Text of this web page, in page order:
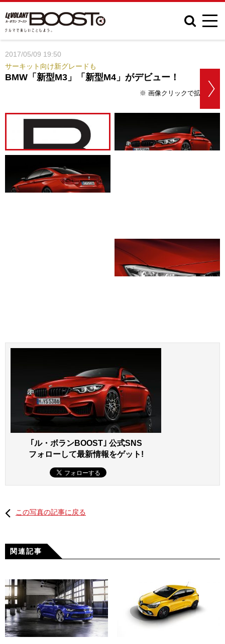
2017/05/09 19:50
サーキット向け新グレードも
BMW「新型M3」「新型M4」がデビュー！
※ 画像クリックで拡大表示
｢ル・ボランBOOST｣ 公式SNS
フォローして最新情報をゲット!
この写真の記事に戻る
関連記事